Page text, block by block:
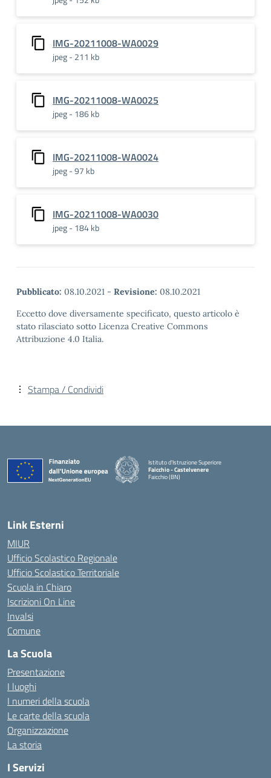
IMG-20211008-WA0029
jpeg - 211 kb
IMG-20211008-WA0025
jpeg - 186 kb
IMG-20211008-WA0024
jpeg - 97 kb
IMG-20211008-WA0030
jpeg - 184 kb
Pubblicato: 08.10.2021 - Revisione: 08.10.2021
Eccetto dove diversamente specificato, questo articolo è
stato rilasciato sotto Licenza Creative Commons
Attribuzione 4.0 Italia.
Stampa / Condividi
Istituto d'Istruzione Superiore
Faicchio - Castelvenere
Faicchio (BN)
Link Esterni
MIUR
Ufficio Scolastico Regionale
Ufficio Scolastico Territoriale
Scuola in Chiaro
Iscrizioni On Line
Invalsi
Comune
La Scuola
Presentazione
I luoghi
I numeri della scuola
Le carte della scuola
Organizzazione
La storia
I Servizi